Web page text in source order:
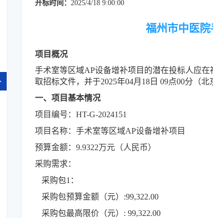
开标时间： 2025/4/18 9:00:00
福州市中医
项目概况
手术室等区域AP设备增补项目的潜在投标人应在
取招标文件，并于2025年04月 18日 09点00分（北
一、项目基本情况
项目编号： HT-G-2024151
项目名称： 手术室等区域AP设备增补项目
预算金额： 9.9322万元（人民币）
采购需求：
采购包1：
采购包预算金额（元） :99,322.00
采购包最高限价（元） : 99,322.00